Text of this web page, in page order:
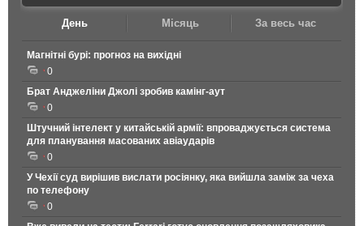
День Місяць За весь час
Магнітні бурі: прогноз на вихідні
0
Брат Анджеліни Джолі зробив камінг-аут
0
Штучний інтелект у китайській армії: впроваджується система
для планування масованих авіаударів
0
У Чехії суд вирішив вислати росіянку, яка вийшла заміж за чеха
по телефону
0